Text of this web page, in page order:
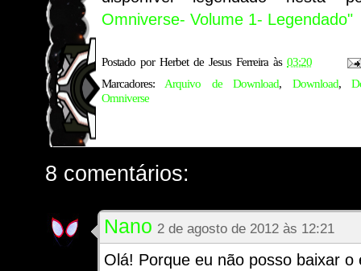
Omniverse- Volume 1- Legendado"
Postado por Herbet de Jesus Ferreira às 03:20
Marcadores: Arquivo de Download, Download,
Omniverse
8 comentários:
Nano 2 de agosto de 2012 às 12:21
Olá! Porque eu não posso baixar o